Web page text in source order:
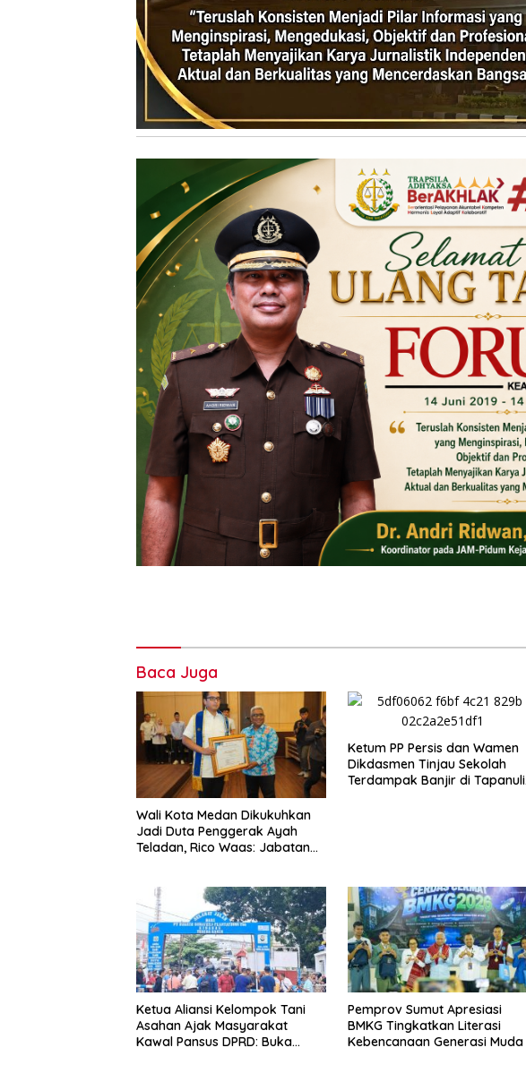
Baca Juga
Wali Kota Medan Dikukuhkan
Jadi Duta Penggerak Ayah
Teladan, Rico Waas: Jabatan
Ketum PP Persis dan Wamen
Dikdasmen Tinjau Sekolah
Terdampak Banjir di Tapanuli
Ketua Aliansi Kelompok Tani
Asahan Ajak Masyarakat
Kawal Pansus DPRD: Buka
Pemprov Sumut Apresiasi
BMKG Tingkatkan Literasi
Kebencanaan Generasi Muda